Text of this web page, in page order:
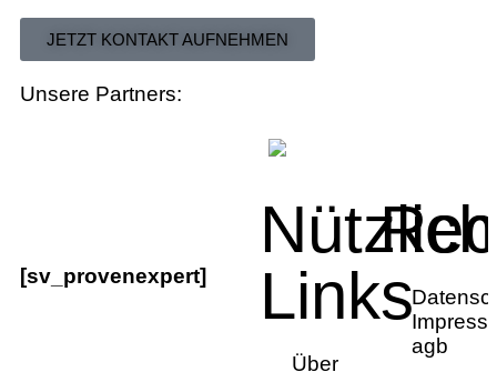
JETZT KONTAKT AUFNEHMEN
Unsere Partners:
[sv_provenexpert]
Links
Über
agb